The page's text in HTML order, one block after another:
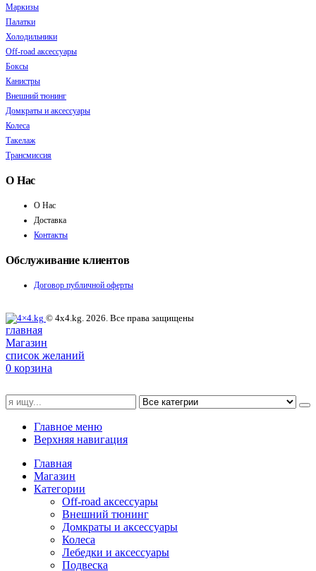
Маркизы
Палатки
Холодильники
Off-road аксессуары
Боксы
Канистры
Внешний тюнинг
Домкраты и аксессуары
Колеса
Такелаж
Трансмиссия
О Нас
О Нас
Доставка
Контакты
Обслуживание клиентов
Договор публичной оферты
© 4x4.kg. 2026. Все права защищены
главная
Магазин
список желаний
0 корзина
Главное меню
Верхняя навигация
Главная
Магазин
Категории
Off-road аксессуары
Внешний тюнинг
Домкраты и аксессуары
Колеса
Лебедки и аксессуары
Подвеска